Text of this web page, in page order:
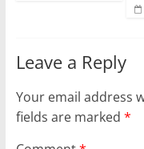
Leave a Reply
Your email address
fields are marked *